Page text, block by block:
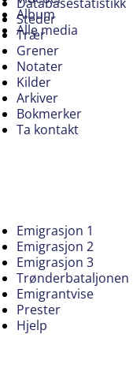
Album
Alle media
Steder
Trær
Grener
Notater
Kilder
Arkiver
Bokmerker
Ta kontakt
Emigrasjon 1
Emigrasjon 2
Emigrasjon 3
Trønderbataljonen
Emigrantvise
Prester
Hjelp